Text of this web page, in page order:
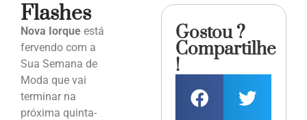
Flashes
Nova Iorque está
fervendo com a
Sua Semana de
Moda que vai
terminar na
próxima quinta-
Gostou ?
Compartilhe
!